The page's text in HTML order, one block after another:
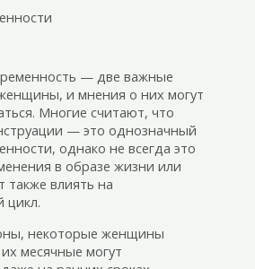
— две важные
и мнения о них могут
Многие считают, что
— это однозначный
однако не всегда это
в образе жизни или
также влиять на
цикл.
некоторые женщины
месячные могут